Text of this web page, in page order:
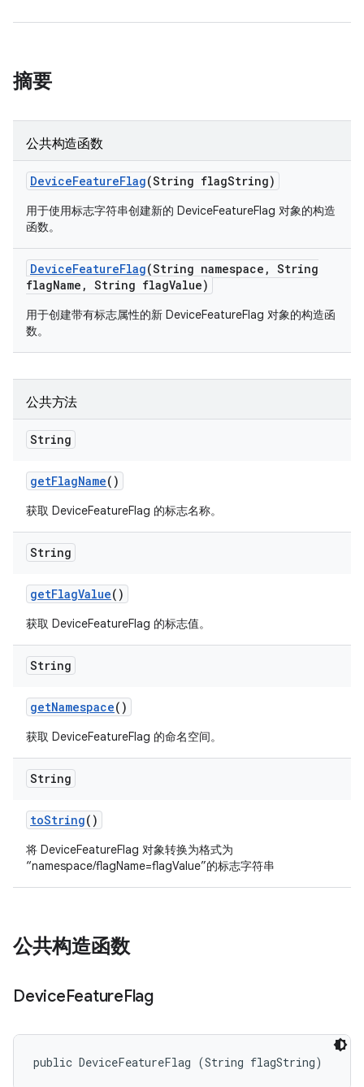
摘要
公共构造函数
DeviceFeatureFlag(String flagString)
用于使用标志字符串创建新的 DeviceFeatureFlag 对象的构造
函数。
DeviceFeatureFlag(String namespace , String
flagName , String flagValue)
用于创建带有标志属性的新 DeviceFeatureFlag 对象的构造函
数。
公共方法
String
getFlagName()
获取 DeviceFeatureFlag 的标志名称。
String
getFlagValue()
获取 DeviceFeatureFlag 的标志值。
String
getNamespace()
获取 DeviceFeatureFlag 的命名空间。
String
toString()
将 DeviceFeatureFlag 对象转换为格式为
“namespace/flagName=flagValue”的标志字符串
公共构造函数
DeviceFeatureFlag
public DeviceFeatureFlag (String flagString)